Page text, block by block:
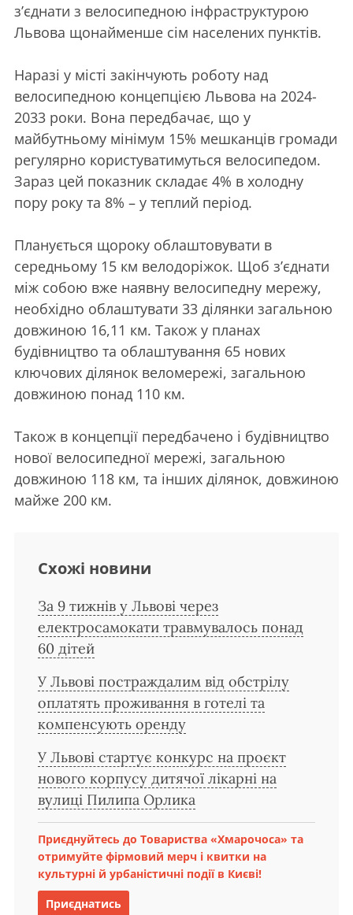
з’єднати з велосипедною інфраструктурою
Львова щонайменше сім населених пунктів.
Наразі у місті закінчують роботу над
велосипедною концепцією Львова на 2024-
2033 роки. Вона передбачає, що у
майбутньому мінімум 15% мешканців громади
регулярно користуватимуться велосипедом.
Зараз цей показник складає 4% в холодну
пору року та 8% – у теплий період.
Планується щороку облаштовувати в
середньому 15 км велодоріжок. Щоб з’єднати
між собою вже наявну велосипедну мережу,
необхідно облаштувати 33 ділянки загальною
довжиною 16,11 км. Також у планах
будівництво та облаштування 65 нових
ключових ділянок веломережі, загальною
довжиною понад 110 км.
Також в концепції передбачено і будівництво
нової велосипедної мережі, загальною
довжиною 118 км, та інших ділянок, довжиною
майже 200 км.
Схожі новини
За 9 тижнів у Львові через
електросамокати травмувалось понад
60 дітей
У Львові постраждалим від обстрілу
оплатять проживання в готелі та
компенсують оренду
У Львові стартує конкурс на проєкт
нового корпусу дитячої лікарні на
вулиці Пилипа Орлика
Приєднуйтесь до Товариства «Хмарочоса» та
отримуйте фірмовий мерч і квитки на
культурні й урбаністичні події в Києві!
Приєднатись